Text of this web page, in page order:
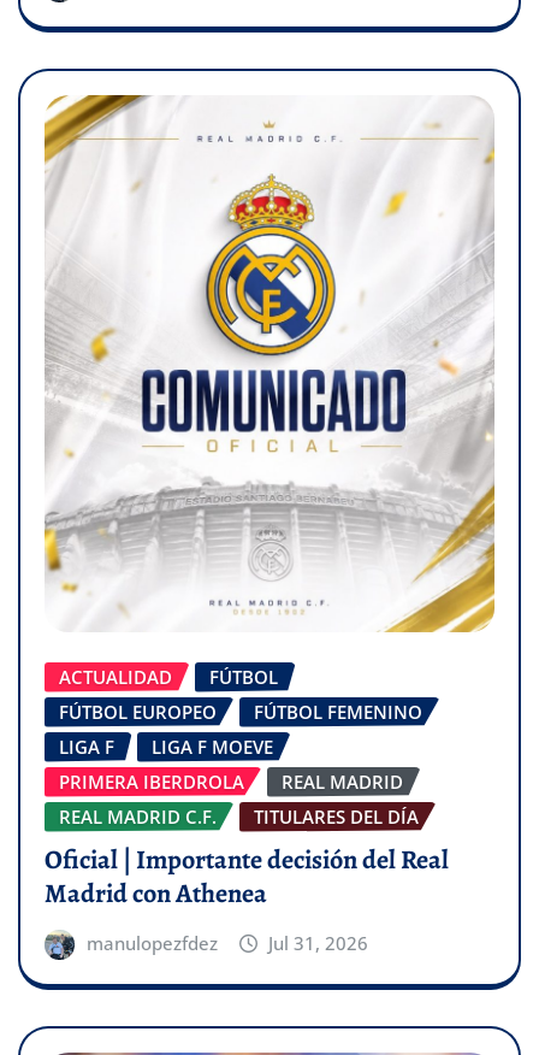
ACTUALIDAD
FÚTBOL
FÚTBOL EUROPEO
FÚTBOL FEMENINO
LIGA F
LIGA F MOEVE
PRIMERA IBERDROLA
REAL MADRID
REAL MADRID C.F.
TITULARES DEL DÍA
Oficial | Importante decisión del Real
Madrid con Athenea
manulopezfdez Jul 31, 2026